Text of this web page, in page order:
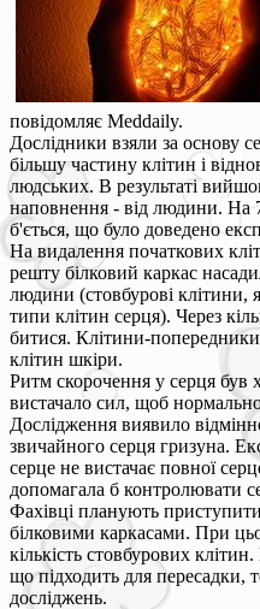
повідомляє Meddaily.
Дослідники взяли за основу
більшу частину клітин і
людських. В результаті
наповнення - від людини. На
б'ється, що було доведено
На видалення початкових
решту білковий каркас
людини (стовбурові клітини,
типи клітин серця). Через
битися. Клітини-
клітин шкіри.
Ритм скорочення у серця
вистачало сил, щоб
Дослідження виявило
звичайного серця гризуна.
серце не вистачає повної
допомагала б контролювати
Фахівці планують
білковими каркасами. При
кількість стовбурових
що підходить для пересадки,
досліджень.